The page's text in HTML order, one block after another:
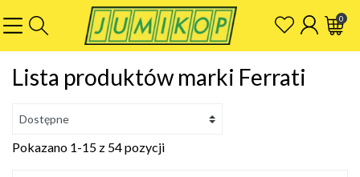
0
Lista produktów marki Ferrati
Pokazano 1-15 z 54 pozycji